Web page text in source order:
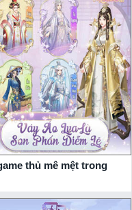
một mỹ nhân thời cổ đại
với tiền tài như nước.
dàng khi vẫn còn đó vô
thủ đoạn hiểm hóc,
vào trí thông minh, khả
tìm kiếm sự trợ giúp từ
các nữ chủ còn phải bồi
vai gắn bó, vượt khó
thủ mê mệt trong